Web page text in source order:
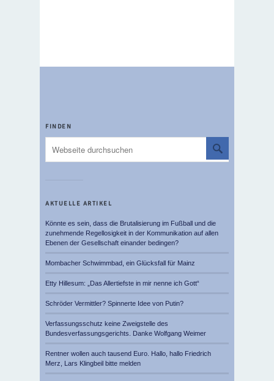
FINDEN
AKTUELLE ARTIKEL
Könnte es sein, dass die Brutalisierung im Fußball und die
zunehmende Regellosigkeit in der Kommunikation auf allen
Ebenen der Gesellschaft einander bedingen?
Mombacher Schwimmbad, ein Glücksfall für Mainz
Etty Hillesum: „Das Allertiefste in mir nenne ich Gott“
Schröder Vermittler? Spinnerte Idee von Putin?
Verfassungsschutz keine Zweigstelle des
Bundesverfassungsgerichts. Danke Wolfgang Weimer
Rentner wollen auch tausend Euro. Hallo, hallo Friedrich
Merz, Lars Klingbeil bitte melden